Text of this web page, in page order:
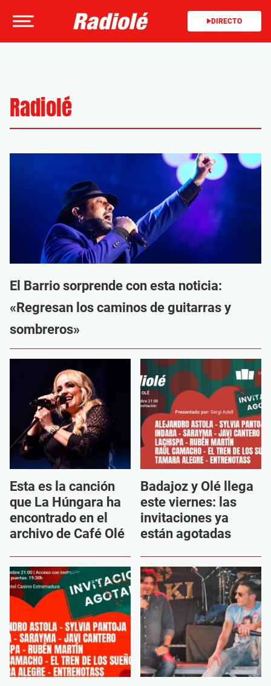
DIRECTO
Radiolé
El Barrio sorprende con esta noticia:
«Regresan los caminos de guitarras y
sombreros»
Esta es la canción
que La Húngara ha
encontrado en el
archivo de Café Olé
Badajoz y Olé llega
este viernes: las
invitaciones ya
están agotadas